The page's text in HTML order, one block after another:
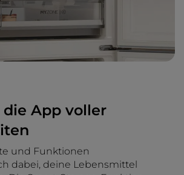
die App voller
und Funktionen
dabei, deine Lebensmittel